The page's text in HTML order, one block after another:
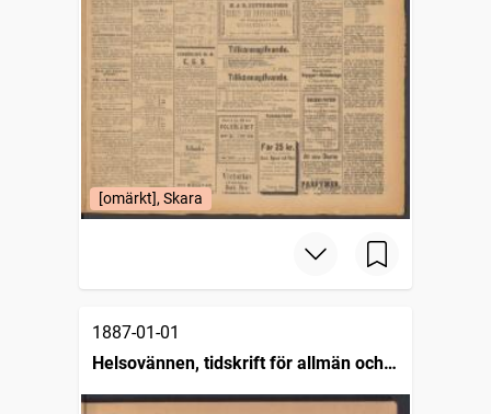
[omärkt], Skara
1887-01-01
Helsovännen, tidskrift för allmän och